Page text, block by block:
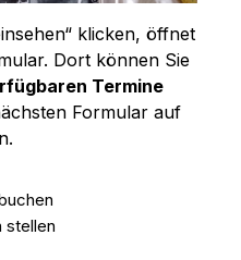
klicken, öffnet
Dort können Sie
Termine
Formular auf
stellen